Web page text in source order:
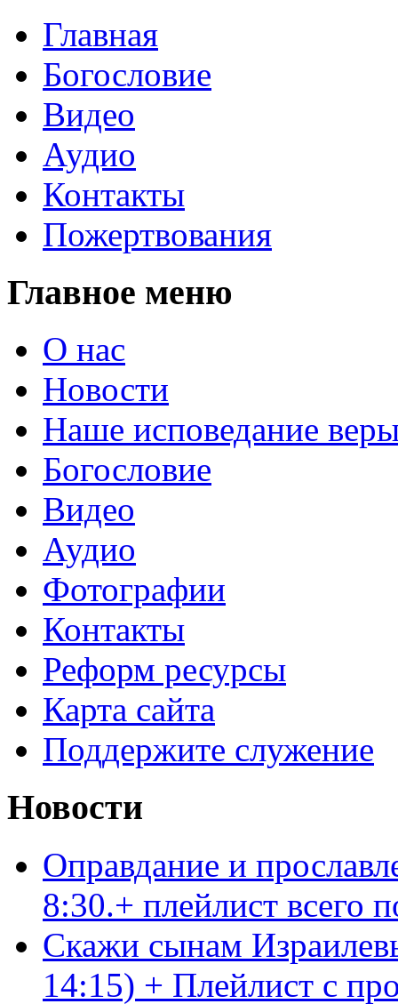
Главная
Богословие
Видео
Аудио
Контакты
Пожертвования
Главное меню
О нас
Новости
Наше исповедание
Богословие
Видео
Аудио
Фотографии
Контакты
Реформ ресурсы
Карта сайта
Поддержите служение
Новости
Оправдание и
8:30.+ плейлист
Скажи сынам
14:15) + Плейлист с